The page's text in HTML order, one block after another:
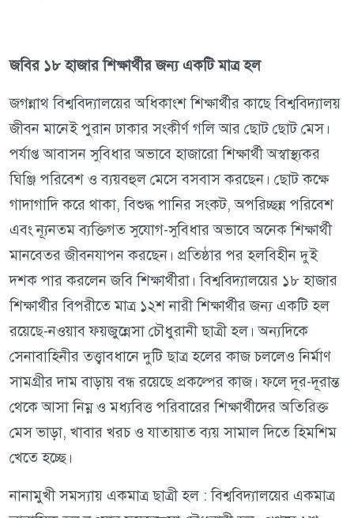
জবির ১৮ হাজার শিক্ষার্থীর জন্য একটি মাত্র হল
জগন্নাথ বিশ্ববিদ্যালয়ের অধিকাংশ শিক্ষার্থীর কাছে বিশ্ববিদ্যালয়
জীবন মানেই পুরান ঢাকার সংকীর্ণ গলি আর ছোট ছোট মেস।
পর্যাপ্ত আবাসন সুবিধার অভাবে হাজারো শিক্ষার্থী অস্বাস্থ্যকর
ঘিঞ্জি পরিবেশ ও ব্যয়বহুল মেসে বসবাস করছেন। ছোট কক্ষে
গাদাগাদি করে থাকা, বিশুদ্ধ পানির সংকট, অপরিচ্ছন্ন পরিবেশ
এবং ন্যূনতম ব্যক্তিগত সুযোগ-সুবিধার অভাবে অনেক শিক্ষার্থী
মানবেতর জীবনযাপন করছেন। প্রতিষ্ঠার পর হলবিহীন দুই
দশক পার করলেন জবি শিক্ষার্থীরা। বিশ্ববিদ্যালয়ের ১৮ হাজার
শিক্ষার্থীর বিপরীতে মাত্র ১২শ নারী শিক্ষার্থীর জন্য একটি হল
রয়েছে-নওয়াব ফয়জুন্নেসা চৌধুরানী ছাত্রী হল। অন্যদিকে
সেনাবাহিনীর তত্ত্বাবধানে দুটি ছাত্র হলের কাজ চললেও নির্মাণ
সামগ্রীর দাম বাড়ায় বন্ধ রয়েছে প্রকল্পের কাজ। ফলে দূর-দূরান্ত
থেকে আসা নিম্ন ও মধ্যবিত্ত পরিবারের শিক্ষার্থীদের অতিরিক্ত
মেস ভাড়া, খাবার খরচ ও যাতায়াত ব্যয় সামাল দিতে হিমশিম
খেতে হচ্ছে।
নানামুখী সমস্যায় একমাত্র ছাত্রী হল : বিশ্ববিদ্যালয়ের একমাত্র